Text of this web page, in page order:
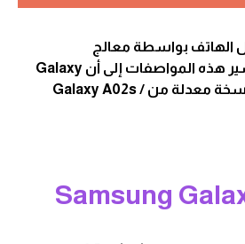
الهاتف بواسطة معالج
Snapdragon 450. تشير هذه المواصفات إلى أن Galaxy
F02s يمكن أن يكون نسخة معدلة من Galaxy A02s /